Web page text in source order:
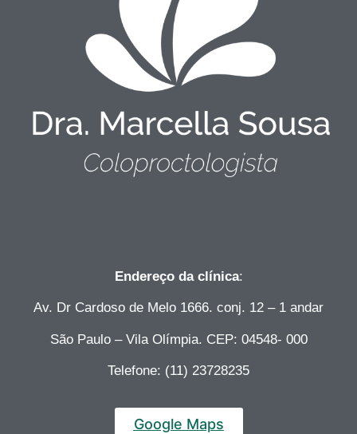
Endereço da clínica:
Av. Dr Cardoso de Melo 1666. conj. 12 – 1 andar
São Paulo – Vila Olímpia. CEP: 04548- 000
Telefone: (11) 23728235
Google Maps